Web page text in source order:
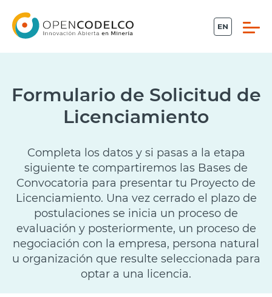
Propiedad intelectual
Conecta
Piensa Minería
Desafíos
Sistema Ideas
Formulario de Solicitud de
Licenciamiento
Completa los datos y si pasas a la etapa
siguiente te compartiremos las Bases de
Convocatoria para presentar tu Proyecto de
Licenciamiento. Una vez cerrado el plazo de
postulaciones se inicia un proceso de
evaluación y posteriormente, un proceso de
negociación con la empresa, persona natural
u organización que resulte seleccionada para
optar a una licencia.